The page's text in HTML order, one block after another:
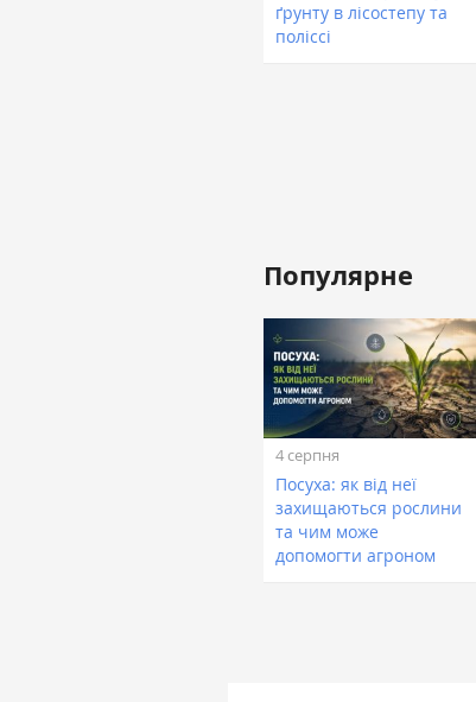
ґрунту в лісостепу та
поліссі
Популярне
4 серпня
Посуха: як від неї
захищаються рослини
та чим може
допомогти агроном